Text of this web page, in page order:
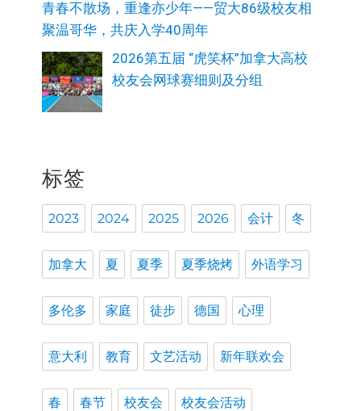
青春不散场，重逢亦少年——贸大86级校友相
聚温哥华，共庆入学40周年
2026第五届 “虎笑杯”加拿大高校
校友会网球赛细则及分组
标签
2023 2024 2025 2026 会计 冬
加拿大 夏 夏季 夏季烧烤 外语学习
多伦多 家庭 徒步 德国 心理
意大利 教育 文艺活动 新年联欢会
春 春节 校友会 校友会活动